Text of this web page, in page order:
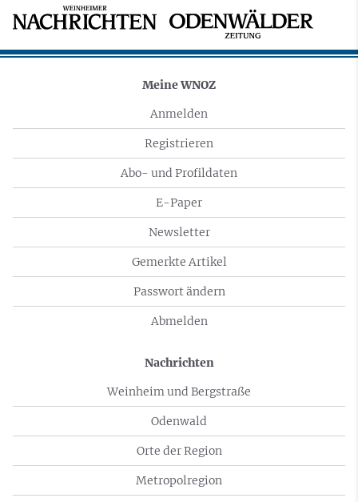
Meine WNOZ
Anmelden
Registrieren
Abo- und Profildaten
E-Paper
Newsletter
Gemerkte Artikel
Passwort ändern
Abmelden
Nachrichten
Weinheim und Bergstraße
Odenwald
Orte der Region
Metropolregion